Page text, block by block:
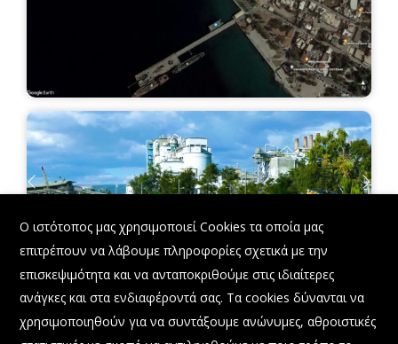
Ο ιστότοπος μας χρησιμοποιεί Cookies τα οποία μας
επιτρέπουν να λάβουμε πληροφορίες σχετικά με την
επισκεψιμότητα και να ανταποκριθούμε στις ιδιαίτερες
ανάγκες και στα ενδιαφέροντά σας. Τα cookies δύνανται να
χρησιμοποιηθούν για να συντάξουμε ανώνυμες, αθροιστικές